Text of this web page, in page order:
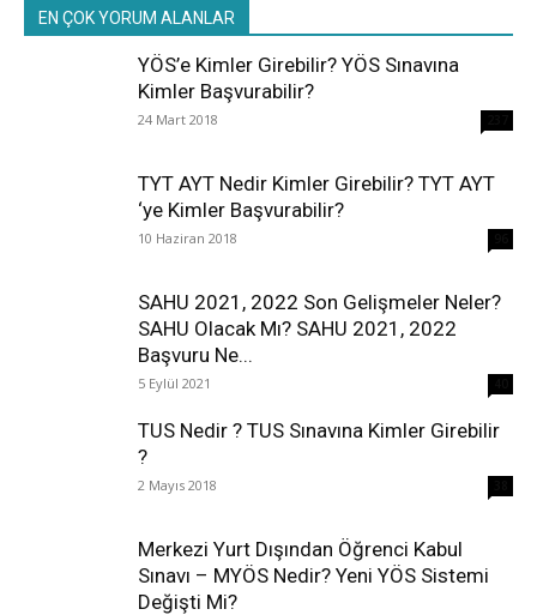
EN ÇOK YORUM ALANLAR
YÖS’e Kimler Girebilir? YÖS Sınavına
Kimler Başvurabilir?
24 Mart 2018
TYT AYT Nedir Kimler Girebilir? TYT AYT
‘ye Kimler Başvurabilir?
10 Haziran 2018
SAHU 2021, 2022 Son Gelişmeler Neler?
SAHU Olacak Mı? SAHU 2021, 2022
Başvuru Ne...
5 Eylül 2021
TUS Nedir ? TUS Sınavına Kimler Girebilir
?
2 Mayıs 2018
Merkezi Yurt Dışından Öğrenci Kabul
Sınavı – MYÖS Nedir? Yeni YÖS Sistemi
Değişti Mi?